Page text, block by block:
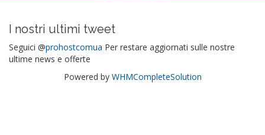
I nostri ultimi tweet
Seguici @prohostcomua Per restare aggiornati sulle nostre
ultime news e offerte
Powered by WHMCompleteSolution